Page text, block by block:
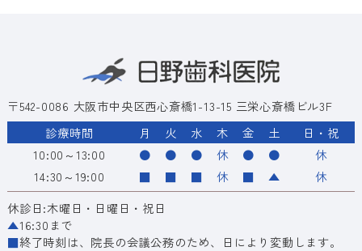
〒542-0086 大阪市中央区西心斎橋1-13-15 三栄心斎橋ビル3F
診療時間
月 火 水 木 金 土
日・祝
10:00～13:00
● ● ● 休 ● ●
休
14:30～19:00
■ ■ ■ 休 ■ ▲
休
休診日:木曜日・日曜日・祝日
▲16:30まで
■終了時刻は、院長の会議公務のため、日により変動します。